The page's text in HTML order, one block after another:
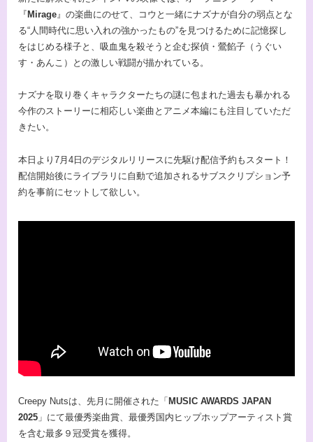
『 Mirage 』の楽曲にのせて、コウと一緒にナズナが自分の弱点とな
る“人間時代に思い入れの強かったもの”を見つけるために記憶探し
をはじめる様子と、吸血鬼を殺そうと企む探偵・鶯餡子（うぐい
す・あんこ）との激しい戦闘が描かれている。
ナズナを取り巻くキャラクターたちの謎に包まれた過去も暴かれる
今作のストーリーに相応しい楽曲とアニメ本編にも注目していただ
きたい。
本日より7月4日のデジタルリリースに先駆け配信予約もスタート！
配信開始後にライブラリに自動で追加されるサブスクリプション予
約を事前にセットして欲しい。
Creepy Nutsは、先月に開催された「 MUSIC AWARDS JAPAN
2025 」にて最優秀楽曲賞、最優秀国内ヒップホップアーティスト賞
を含む最多９冠受賞を獲得。